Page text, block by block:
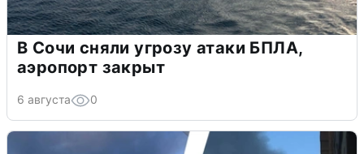
В Сочи сняли угрозу атаки БПЛА,
аэропорт закрыт
6 августа 0